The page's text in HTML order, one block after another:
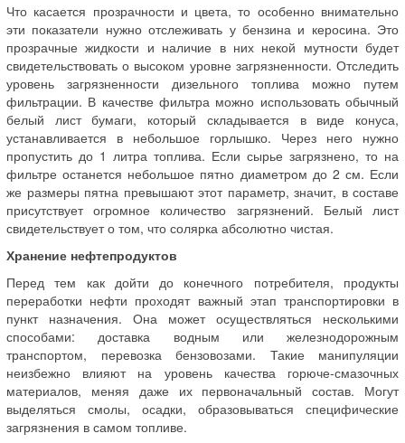
Что касается прозрачности и цвета, то особенно внимательно
эти показатели нужно отслеживать у бензина и керосина. Это
прозрачные жидкости и наличие в них некой мутности будет
свидетельствовать о высоком уровне загрязненности. Отследить
уровень загрязненности дизельного топлива можно путем
фильтрации. В качестве фильтра можно использовать обычный
белый лист бумаги, который складывается в виде конуса,
устанавливается в небольшое горлышко. Через него нужно
пропустить до 1 литра топлива. Если сырье загрязнено, то на
фильтре останется небольшое пятно диаметром до 2 см. Если
же размеры пятна превышают этот параметр, значит, в составе
присутствует огромное количество загрязнений. Белый лист
свидетельствует о том, что солярка абсолютно чистая.
Хранение нефтепродуктов
Перед тем как дойти до конечного потребителя, продукты
переработки нефти проходят важный этап транспортировки в
пункт назначения. Она может осуществляться несколькими
способами: доставка водным или железнодорожным
транспортом, перевозка бензовозами. Такие манипуляции
неизбежно влияют на уровень качества горюче-смазочных
материалов, меняя даже их первоначальный состав. Могут
выделяться смолы, осадки, образовываться специфические
загрязнения в самом топливе.